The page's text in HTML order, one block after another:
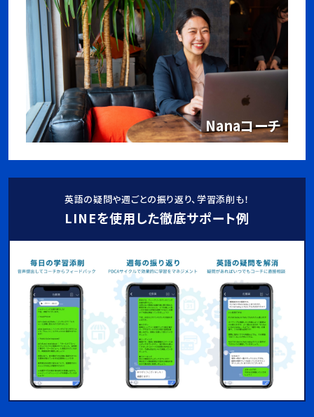
Nanaコーチ
英語の疑問や週ごとの振り返り、学習添削も！
LINEを使用した徹底サポート例